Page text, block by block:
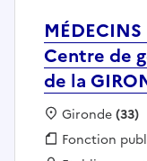
Centre de
de la
Localisation :
Gironde(33)
Fonction
Fonction